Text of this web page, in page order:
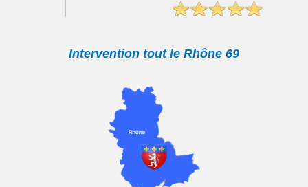
Intervention tout le Rhône 69